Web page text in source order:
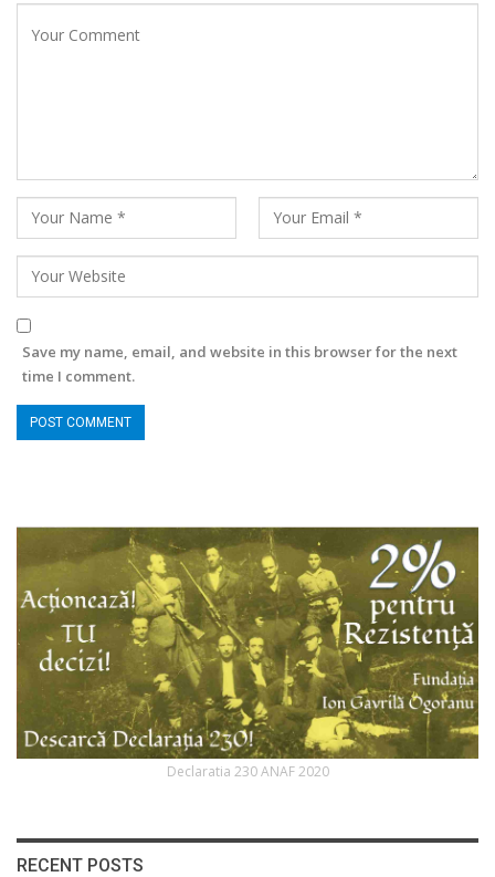
Save my name, email, and website in this browser for the next
time I comment.
Declaratia 230 ANAF 2020
RECENT POSTS